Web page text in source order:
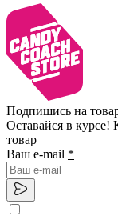
Подпишись на
Оставайся в курсе!
товар
Ваш e-mail *